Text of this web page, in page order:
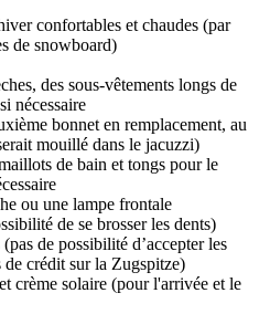
confortables et chaudes (par
de snowboard)
des sous-vêtements longs de
nécessaire
bonnet en remplacement, au
mouillé dans le jacuzzi)
de bain et tongs pour le
ou une lampe frontale
de se brosser les dents)
de possibilité d’accepter les
de crédit sur la Zugspitze)
crème solaire (pour l'arrivée et le